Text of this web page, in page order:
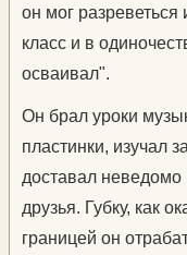
он мог
класс и в
осваивал".
Он брал уроки
пластинки, изучал
доставал неведомо
друзья. Губку, как
границей он